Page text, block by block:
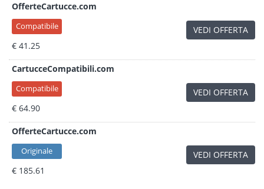
OfferteCartucce.com
Compatibile
€ 41.25
VEDI OFFERTA
CartucceCompatibili.com
Compatibile
€ 64.90
VEDI OFFERTA
OfferteCartucce.com
Originale
€ 185.61
VEDI OFFERTA